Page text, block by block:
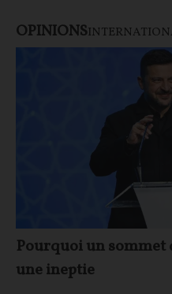
OPINIONS
Pourquoi un sommet
une ineptie